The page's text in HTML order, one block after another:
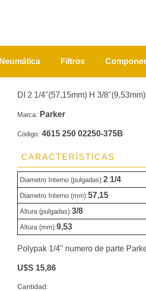
Neumática Filtros
DI 2 1/4"(57,15mm) H 3/8"(9,53mm)
Marca: Parker
Código: 4615 250 02250-375B
CARACTERÍSTICAS
Diametro Interno (pulgadas):2 1/4
Diametro Interno (mm):57,15
Altura (pulgadas):3/8
Altura (mm):9,53
Polypak 1/4" numero de parte
U$S 15,86
Cantidad: